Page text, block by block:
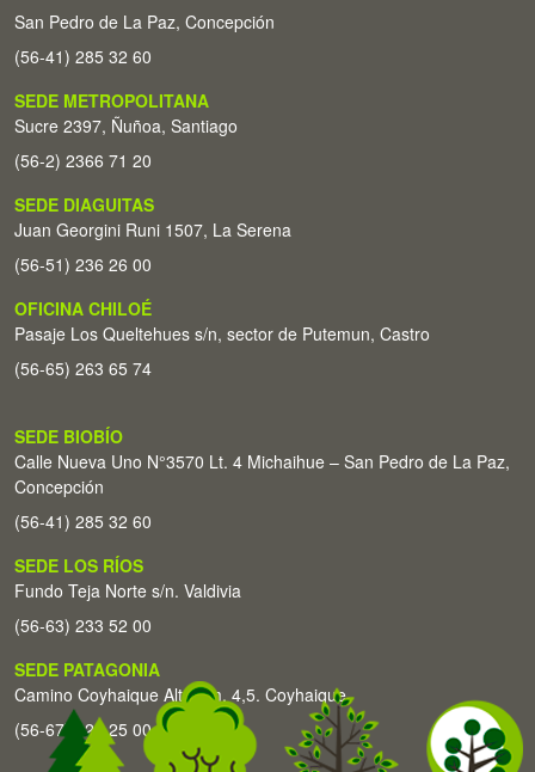
San Pedro de La Paz, Concepción
(56-41) 285 32 60
SEDE METROPOLITANA
Sucre 2397, Ñuñoa, Santiago
(56-2) 2366 71 20
SEDE DIAGUITAS
Juan Georgini Runi 1507, La Serena
(56-51) 236 26 00
OFICINA CHILOÉ
Pasaje Los Queltehues s/n, sector de Putemun, Castro
(56-65) 263 65 74
SEDE BIOBÍO
Calle Nueva Uno N°3570 Lt. 4 Michaihue – San Pedro de La Paz,
Concepción
(56-41) 285 32 60
SEDE LOS RÍOS
Fundo Teja Norte s/n. Valdivia
(56-63) 233 52 00
SEDE PATAGONIA
Camino Coyhaique Alto Km. 4,5. Coyhaique
(56-67) 226 25 00